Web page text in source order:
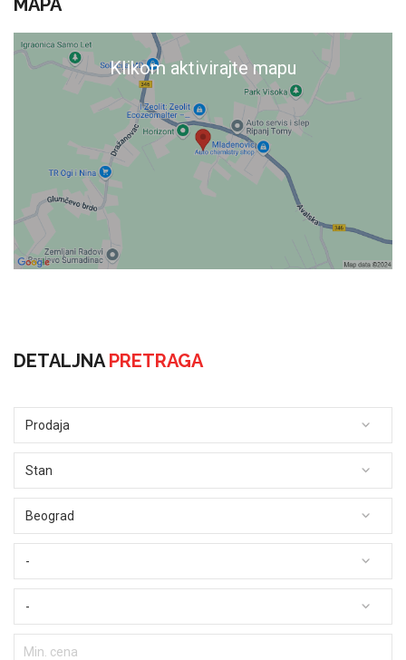
MAPA
Klikom aktivirajte mapu
DETALJNAPRETRAGA
Prodaja
Stan
Beograd
-
-